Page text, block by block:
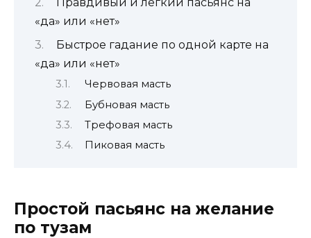
Правдивый и лёгкий пасьянс на
«да» или «нет»
Быстрое гадание по одной карте на
«да» или «нет»
Червовая масть
Бубновая масть
Трефовая масть
Пиковая масть
Простой пасьянс на желание
по тузам